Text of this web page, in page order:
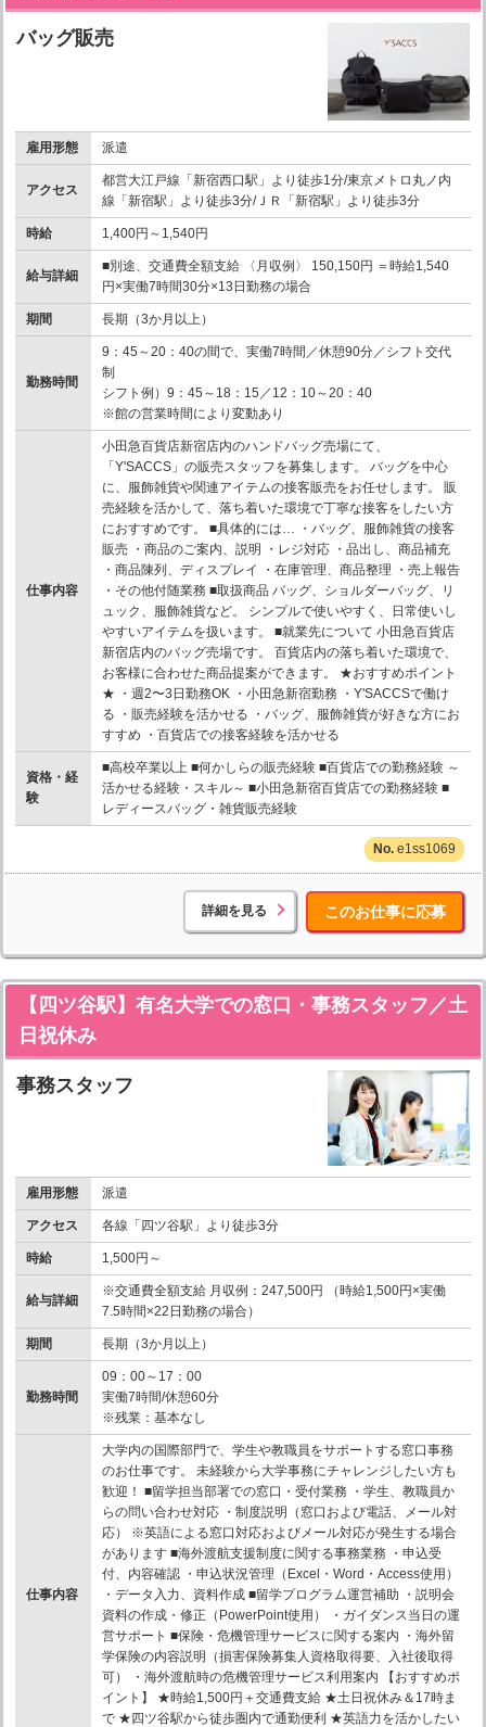
バッグ販売
雇用形態 派遣
アクセス
都営大江戸線「新宿西口駅」より徒歩1分/東京メトロ丸ノ内
線「新宿駅」より徒歩3分/ＪＲ「新宿駅」より徒歩3分
時給 1,400円～1,540円
給与詳細
■別途、交通費全額支給 〈月収例〉 150,150円 ＝時給1,540
円×実働7時間30分×13日勤務の場合
期間 長期（3か月以上）
勤務時間
9：45～20：40の間で、実働7時間／休憩90分／シフト交代
制
シフト例）9：45～18：15／12：10～20：40
※館の営業時間により変動あり
仕事内容
小田急百貨店新宿店内のハンドバッグ売場にて、
「Y'SACCS」の販売スタッフを募集します。 バッグを中心
に、服飾雑貨や関連アイテムの接客販売をお任せします。 販
売経験を活かして、落ち着いた環境で丁寧な接客をしたい方
におすすめです。 ■具体的には… ・バッグ、服飾雑貨の接客
販売 ・商品のご案内、説明 ・レジ対応 ・品出し、商品補充
・商品陳列、ディスプレイ ・在庫管理、商品整理 ・売上報告
・その他付随業務 ■取扱商品 バッグ、ショルダーバッグ、リ
ュック、服飾雑貨など。 シンプルで使いやすく、日常使いし
やすいアイテムを扱います。 ■就業先について 小田急百貨店
新宿店内のバッグ売場です。 百貨店内の落ち着いた環境で、
お客様に合わせた商品提案ができます。 ★おすすめポイント
★ ・週2〜3日勤務OK ・小田急新宿勤務 ・Y'SACCSで働け
る ・販売経験を活かせる ・バッグ、服飾雑貨が好きな方にお
すすめ ・百貨店での接客経験を活かせる
資格・経
験
■高校卒業以上 ■何かしらの販売経験 ■百貨店での勤務経験 ～
活かせる経験・スキル～ ■小田急新宿百貨店での勤務経験 ■
レディースバッグ・雑貨販売経験
e1ss1069
詳細を見る このお仕事に応募
【四ツ谷駅】有名大学での窓口・事務スタッフ／土
日祝休み
事務スタッフ
雇用形態 派遣
アクセス 各線「四ツ谷駅」より徒歩3分
時給 1,500円～
給与詳細
※交通費全額支給 月収例：247,500円 （時給1,500円×実働
7.5時間×22日勤務の場合）
期間 長期（3か月以上）
勤務時間
09：00～17：00
実働7時間/休憩60分
※残業：基本なし
仕事内容
大学内の国際部門で、学生や教職員をサポートする窓口事務
のお仕事です。 未経験から大学事務にチャレンジしたい方も
歓迎！ ■留学担当部署での窓口・受付業務 ・学生、教職員か
らの問い合わせ対応 ・制度説明（窓口および電話、メール対
応） ※英語による窓口対応およびメール対応が発生する場合
があります ■海外渡航支援制度に関する事務業務 ・申込受
付、内容確認 ・申込状況管理（Excel・Word・Access使用）
・データ入力、資料作成 ■留学プログラム運営補助 ・説明会
資料の作成・修正（PowerPoint使用） ・ガイダンス当日の運
営サポート ■保険・危機管理サービスに関する案内 ・海外留
学保険の内容説明（損害保険募集人資格取得要、入社後取得
可） ・海外渡航時の危機管理サービス利用案内 【おすすめポ
イント】 ★時給1,500円＋交通費支給 ★土日祝休み＆17時ま
で ★四ツ谷駅から徒歩圏内で通勤便利 ★英語力を活かしたい